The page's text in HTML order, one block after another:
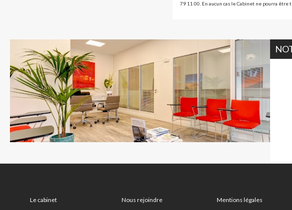
79 11 00. En aucun cas le Cabinet ne pourra
Le cabinet Nous rejoindre Mentions légales